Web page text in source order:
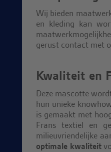
Wij bieden
en kleding kan
gerust contact met
Kwaliteit en
Deze mascotte
hun unieke
is gemaakt met
Frans textiel en
milieuvriendelijke
optimale kwaliteit